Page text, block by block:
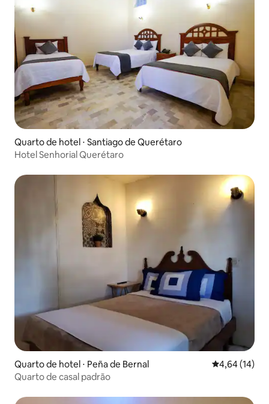
Quarto de hotel ⋅ Santiago de Querétaro
Hotel Senhorial Querétaro
Quarto de hotel ⋅ Peña de Bernal 4,64 de uma
4,64 (14)
Quarto de casal padrão